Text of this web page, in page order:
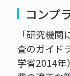
コンプ
「研究機
査のガイド
学省2014年